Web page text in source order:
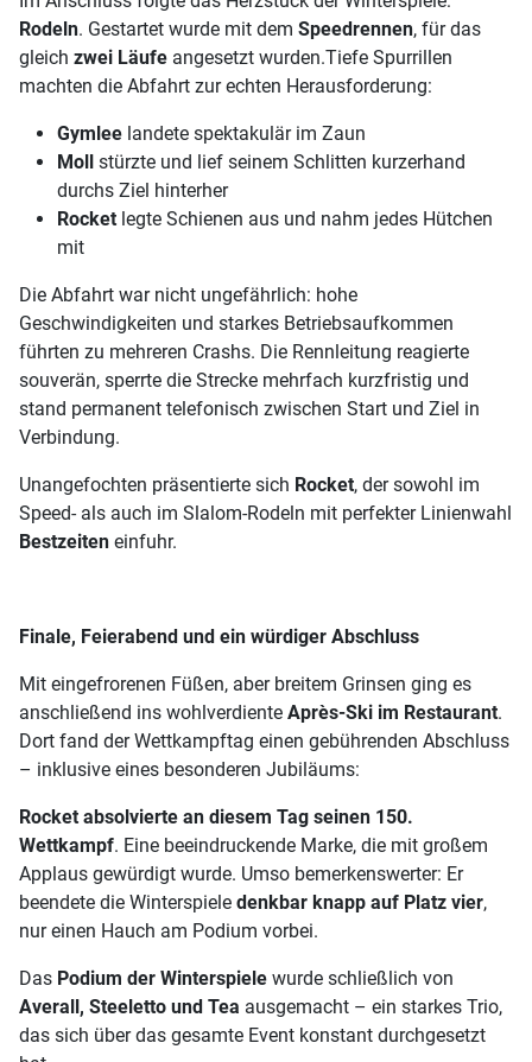
Rodeln. Gestartet wurde mit dem Speedrennen, für das
gleich zwei Läufe angesetzt wurden.Tiefe Spurrillen
machten die Abfahrt zur echten Herausforderung:
Gymlee landete spektakulär im Zaun
Moll stürzte und lief seinem Schlitten kurzerhand
durchs Ziel hinterher
Rocket legte Schienen aus und nahm jedes Hütchen
mit
Die Abfahrt war nicht ungefährlich: hohe
Geschwindigkeiten und starkes Betriebsaufkommen
führten zu mehreren Crashs. Die Rennleitung reagierte
souverän, sperrte die Strecke mehrfach kurzfristig und
stand permanent telefonisch zwischen Start und Ziel in
Verbindung.
Unangefochten präsentierte sich Rocket, der sowohl im
Speed- als auch im Slalom-Rodeln mit perfekter Linienwahl
Bestzeiten einfuhr.
Finale, Feierabend und ein würdiger Abschluss
Mit eingefrorenen Füßen, aber breitem Grinsen ging es
anschließend ins wohlverdiente Après-Ski im Restaurant.
Dort fand der Wettkampftag einen gebührenden Abschluss
– inklusive eines besonderen Jubiläums:
Rocket absolvierte an diesem Tag seinen 150.
Wettkampf. Eine beeindruckende Marke, die mit großem
Applaus gewürdigt wurde. Umso bemerkenswerter: Er
beendete die Winterspiele denkbar knapp auf Platz vier,
nur einen Hauch am Podium vorbei.
Das Podium der Winterspiele wurde schließlich von
Averall, Steeletto und Tea ausgemacht – ein starkes Trio,
das sich über das gesamte Event konstant durchgesetzt